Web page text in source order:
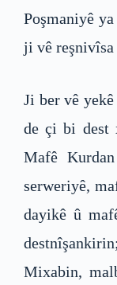
Poşmaniyê
ji vê
Ji ber vê
de çi bi dest
Mafê
serweriyê,
dayikê û
Mixabin,